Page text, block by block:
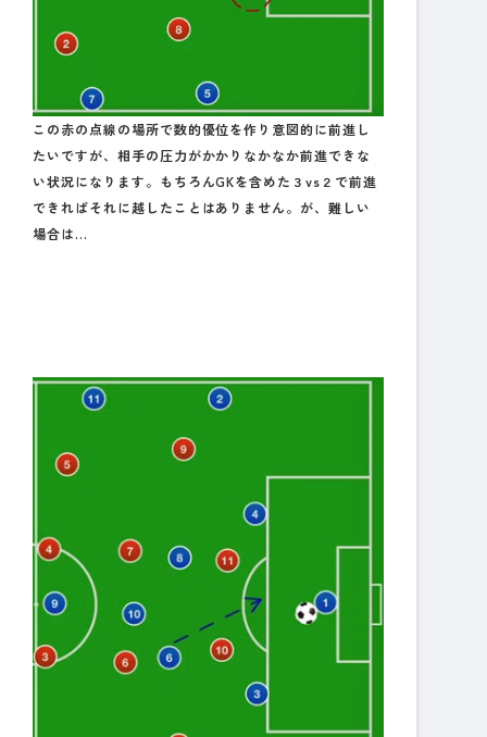
この赤の点線の場所で数的優位を作り意図的に前進し
たいですが、相手の圧力がかかりなかなか前進できな
い状況になります。もちろんGKを含めた３vs２で前進
できればそれに越したことはありません。が、難しい
場合は…